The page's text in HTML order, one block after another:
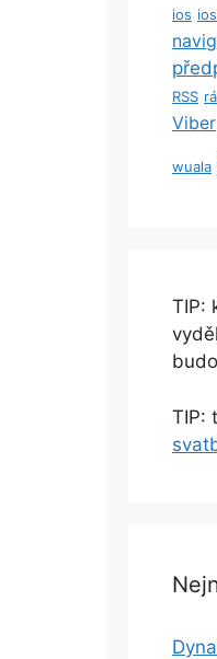
ios
RSS
Viber
wuala
TIP:
TIP: